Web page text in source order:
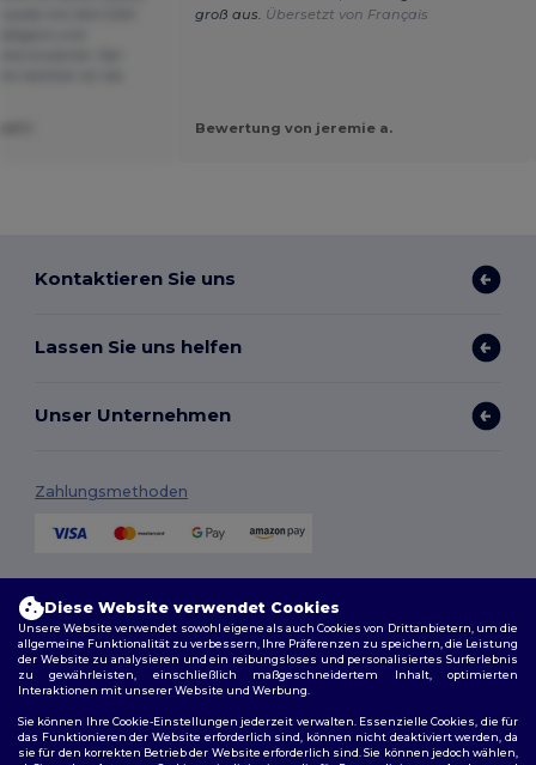
groß aus. Übersetzt von Français
Bewertung von jeremie a.
Kontaktieren Sie uns
Lassen Sie uns helfen
Unser Unternehmen
Zahlungsmethoden
Diese Website verwendet Cookies
Unsere Website verwendet sowohl eigene als auch Cookies von Drittanbietern, um die
allgemeine Funktionalität zu verbessern, Ihre Präferenzen zu speichern, die Leistung
der Website zu analysieren und ein reibungsloses und personalisiertes Surferlebnis
zu gewährleisten, einschließlich maßgeschneidertem Inhalt, optimierten
Interaktionen mit unserer Website und Werbung.
Sie können Ihre Cookie-Einstellungen jederzeit verwalten. Essenzielle Cookies, die für
das Funktionieren der Website erforderlich sind, können nicht deaktiviert werden, da
sie für den korrekten Betrieb der Website erforderlich sind. Sie können jedoch wählen,